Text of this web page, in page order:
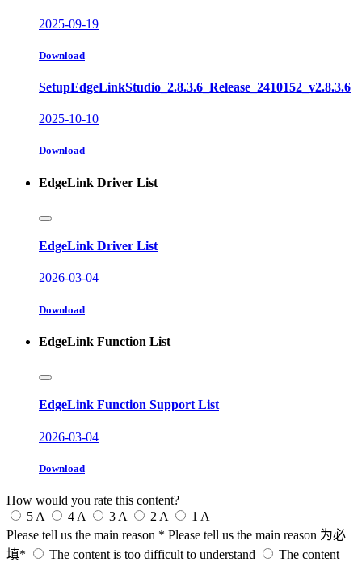
2025-09-19
Download
SetupEdgeLinkStudio_2.8.3.6_Release_2410152_v2.8.3.6
2025-10-10
Download
EdgeLink Driver List
EdgeLink Driver List
2026-03-04
Download
EdgeLink Function List
EdgeLink Function Support List
2026-03-04
Download
How would you rate this content?
5 A
4 A 3 A 2 A
1 A
Please tell us the main reason * Please tell us the main reason 为必
填*
The content is too difficult to understand
The content